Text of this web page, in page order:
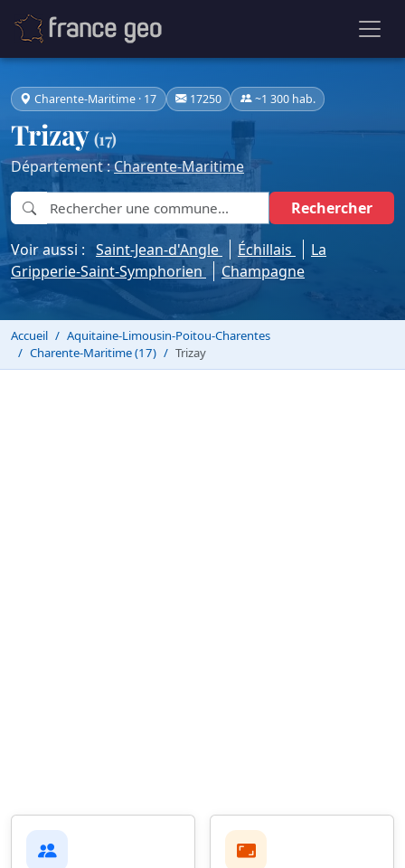
Charente-Maritime · 17 17250 ~1 300 hab.
Trizay (17)
Département :Charente-Maritime
Rechercher
Voir aussi : Saint-Jean-d'Angle Échillais
La
Gripperie-Saint-Symphorien
Champagne
Accueil
Aquitaine-Limousin-Poitou-Charentes
Charente-Maritime (17)
Trizay